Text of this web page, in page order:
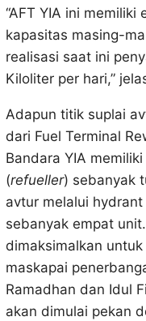
“AFT YIA ini
kapasitas masing-
realisasi saat ini
Kiloliter per hari,”
Adapun titik suplai
dari Fuel Terminal
Bandara YIA
(refueller) sebanyak
avtur melalui
sebanyak empat
dimaksimalkan
maskapai
Ramadhan dan Idul
akan dimulai pekan